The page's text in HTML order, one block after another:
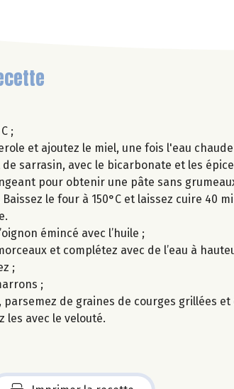
;
et ajoutez le miel, une fois l'eau
sarrasin, avec le bicarbonate et les
pour obtenir une pâte sans
le four à 150°C et laissez cuire 40
émincé avec l’huile ;
et complétez avec de l’eau à
;
;
de graines de courges grillées
les avec le velouté.